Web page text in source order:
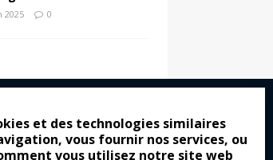
et des technologies similaires
vous fournir nos services, ou
vous utilisez notre site web
2025 0
vrais